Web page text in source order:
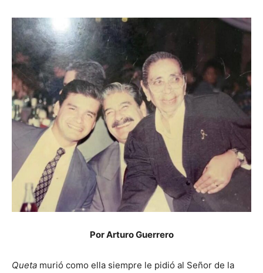
Por Arturo Guerrero
Queta murió como ella siempre le pidió al Señor de la